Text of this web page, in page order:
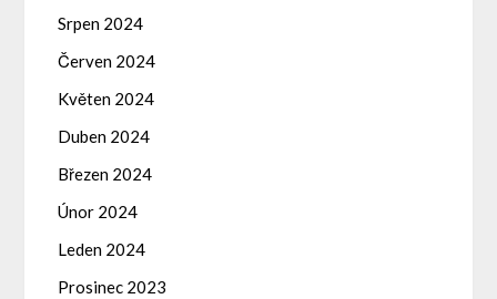
Srpen 2024
Červen 2024
Květen 2024
Duben 2024
Březen 2024
Únor 2024
Leden 2024
Prosinec 2023